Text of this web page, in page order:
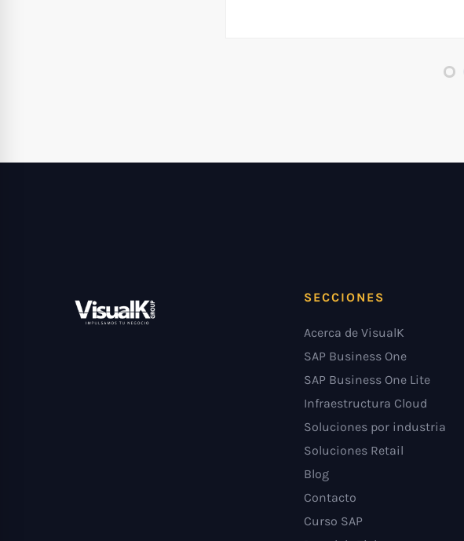
SECCIONES
Acerca de VisualK
SAP Business One
SAP Business One Lite
Infraestructura Cloud
Soluciones por industria
Soluciones Retail
Blog
Contacto
Curso SAP